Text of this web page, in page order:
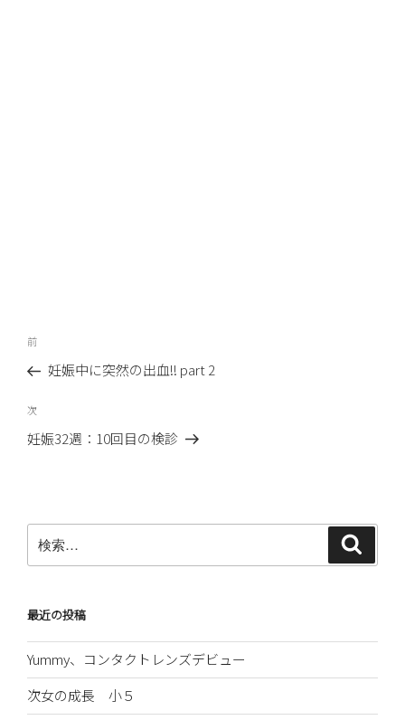
投
ナ
ビ
ゲ
ン
前
の
稿
前
妊娠中に突然の出血!! part 2
次
の
次
妊娠32週：10回目の検診
索:
最近の投稿
Yummy、コンタクトレンズデビュー
次女の成長 小５